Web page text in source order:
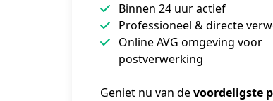
Binnen 24 uur actief
Professioneel & directe
Online AVG omgeving voor
postverwerking
Geniet nu van de voordeligste